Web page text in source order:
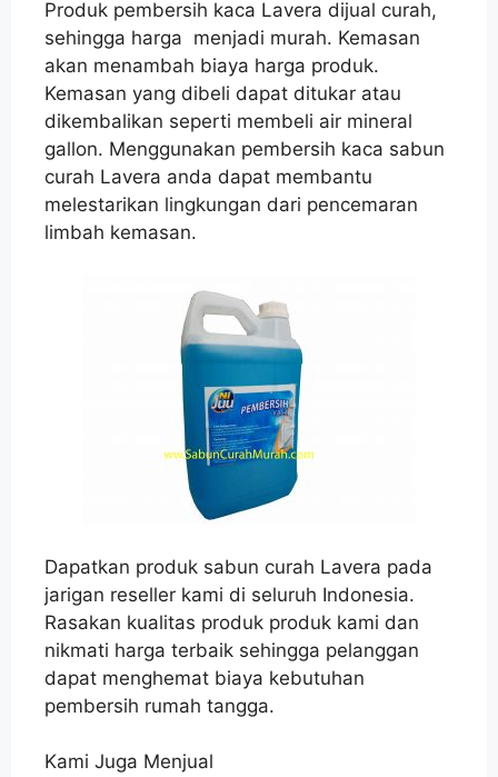
Produk pembersih kaca Lavera dijual curah,
sehingga harga menjadi murah. Kemasan
akan menambah biaya harga produk.
Kemasan yang dibeli dapat ditukar atau
dikembalikan seperti membeli air mineral
gallon. Menggunakan pembersih kaca sabun
curah Lavera anda dapat membantu
melestarikan lingkungan dari pencemaran
limbah kemasan.
Dapatkan produk sabun curah Lavera pada
jarigan reseller kami di seluruh Indonesia.
Rasakan kualitas produk produk kami dan
nikmati harga terbaik sehingga pelanggan
dapat menghemat biaya kebutuhan
pembersih rumah tangga.
Kami Juga Menjual